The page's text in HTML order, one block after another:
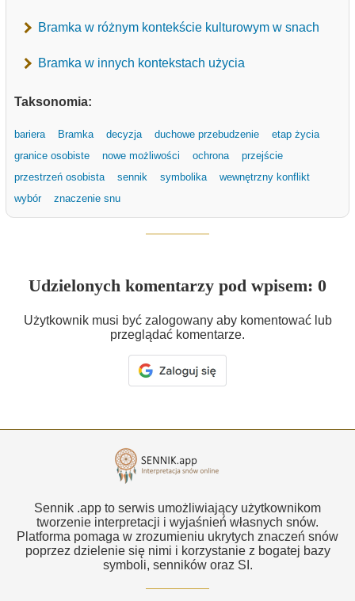
Bramka w różnym kontekście kulturowym w snach
Bramka w innych kontekstach użycia
Taksonomia:
bariera Bramka decyzja duchowe przebudzenie
etap życia
granice osobiste
nowe możliwości ochrona
przejście
przestrzeń osobista
sennik symbolika
wewnętrzny konflikt
wybór
znaczenie snu
Udzielonych komentarzy pod wpisem: 0
Użytkownik musi być zalogowany aby komentować lub
przeglądać komentarze.
Sennik .app to serwis umożliwiający użytkownikom
tworzenie interpretacji i wyjaśnień własnych snów.
Platforma pomaga w zrozumieniu ukrytych znaczeń snów
poprzez dzielenie się nimi i korzystanie z bogatej bazy
symboli, senników oraz SI.